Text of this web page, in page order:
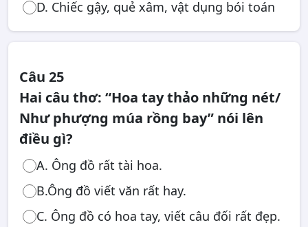
D. Chiếc gậy, quẻ xâm, vật dụng bói toán
Câu 25
Hai câu thơ: “Hoa tay thảo những nét/
Như phượng múa rồng bay” nói lên
điều gì?
A. Ông đồ rất tài hoa.
B.Ông đồ viết văn rất hay.
C. Ông đồ có hoa tay, viết câu đối rất đẹp.